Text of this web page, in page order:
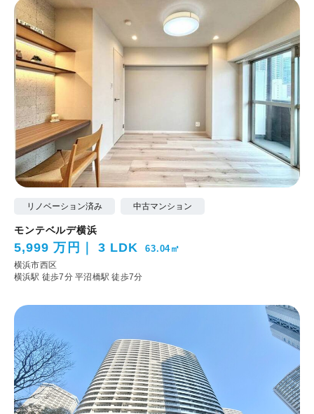
リノベーション済み 中古マンション
モンテベルデ横浜
5,999 万円 3 LDK 63.04㎡
横浜市西区
横浜駅 徒歩7分平沼橋駅 徒歩7分